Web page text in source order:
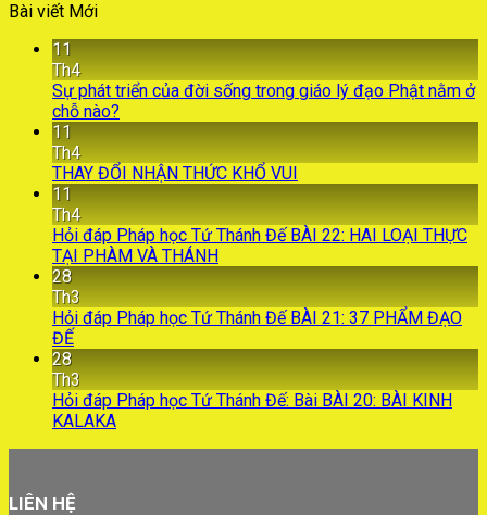
Bài viết Mới
11
Th4
Sự phát triển của đời sống trong giáo lý đạo Phật nằm ở
chỗ nào?
11
Th4
THAY ĐỔI NHẬN THỨC KHỔ VUI
11
Th4
Hỏi đáp Pháp học Tứ Thánh Đế BÀI 22: HAI LOẠI THỰC
TẠI PHÀM VÀ THÁNH
28
Th3
Hỏi đáp Pháp học Tứ Thánh Đế BÀI 21: 37 PHẨM ĐẠO
ĐẾ
28
Th3
Hỏi đáp Pháp học Tứ Thánh Đế: Bài BÀI 20: BÀI KINH
KALAKA
LIÊN HỆ